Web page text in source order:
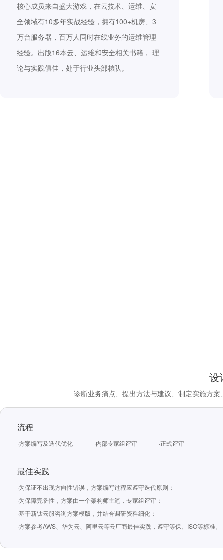
核心成员来自盛大游戏，在云技术、运维、安
全领域有10多年实战经验，拥有100+机房、3
万台服务器，百万人同时在线业务的运维管理
经验。出版16本云、运维和安全相关书籍， 理
论与实践俱佳，处于行业头部梯队。
设
诊断业务痛点、提出方法与建议、制定实施方案
流程
·方案编写及迭代优化 ·内部专家组评审 ·正式评审
最佳实践
·为保证不出现方向性错误，方案编写过程应遵守迭代原则；
·为保障完备性，方案由一个架构师主笔，专家组评审；
·基于新钛云服咨询方案模版，并结合调研资料细化；
·方案参考AWS、华为云、阿里云等云厂商最佳实践，遵守等保、ISO等标准。